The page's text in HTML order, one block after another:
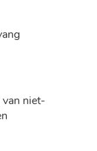
niet-